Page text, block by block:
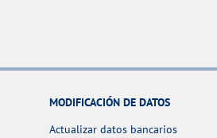
MODIFICACIÓN DE DATOS
Actualizar datos bancarios